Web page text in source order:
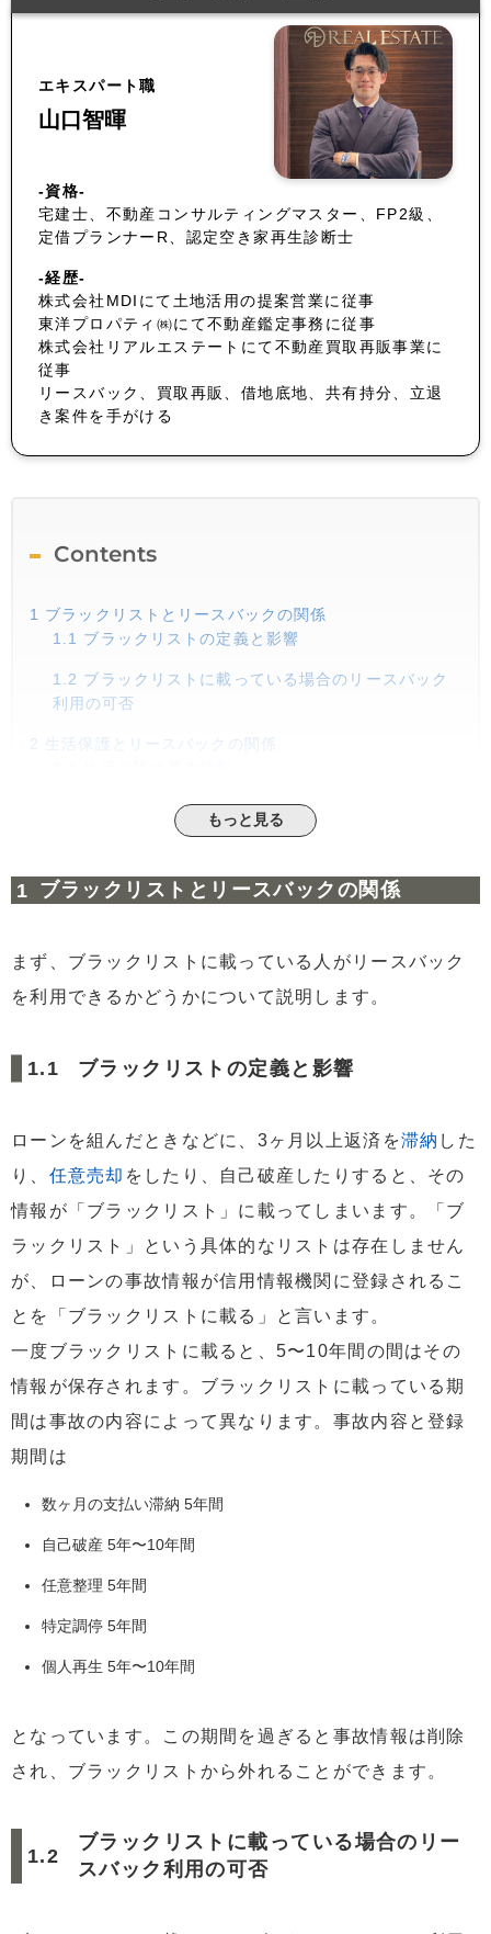
エキスパート職
山口智暉
-資格-
宅建士、不動産コンサルティングマスター、FP2級、
定借プランナーR、認定空き家再生診断士
-経歴-
株式会社MDIにて土地活用の提案営業に従事
東洋プロパティ㈱にて不動産鑑定事務に従事
株式会社リアルエステートにて不動産買取再販事業に
従事
リースバック、買取再販、借地底地、共有持分、立退
き案件を手がける
Contents
1
ブラックリストとリースバックの関係
1.1
ブラックリストの定義と影響
1.2 ブラックリストに載っている場合のリースバック
利用の可否
2 生活保護とリースバックの関係
生活保護受給者のリースバック利用の可否
3.1十分な収入がない場合
3.3物件に価値がない場合
3.4物件に価値がないとき
3.6 ローン残高がある場合
4.1今後の収入を証明する
4.2 保証人をつける
リースバック後に生活保護は受給可能か
6リースバックで生活保護もらう注意点
7まとめ
もっと見る
ブラックリストとリースバックの関係
まず、ブラックリストに載っている人がリースバック
を利用できるかどうかについて説明します。
ブラックリストの定義と影響
ローンを組んだときなどに、3ヶ月以上返済を滞納 した
り、 任意売却 をしたり、自己破産したりすると、その
情報が「ブラックリスト」に載ってしまいます。「ブ
ラックリスト」という具体的なリストは存在しません
が、ローンの事故情報が信用情報機関に登録されるこ
とを「ブラックリストに載る」と言います。
一度ブラックリストに載ると、5〜10年間の間はその
情報が保存されます。ブラックリストに載っている期
間は事故の内容によって異なります。事故内容と登録
期間は
数ヶ月の支払い滞納 5年間
自己破産 5年〜10年間
任意整理 5年間
特定調停 5年間
個人再生 5年〜10年間
となっています。この期間を過ぎると事故情報は削除
され、ブラックリストから外れることができます。
ブラックリストに載っている場合のリー
スバック利用の可否